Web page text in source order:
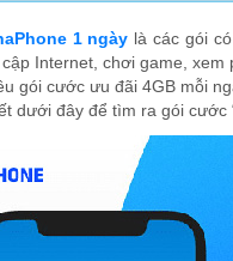
1 ngày là các gói
Internet, chơi game,
gói cước ưu đãi 4GB mỗi
dưới đây để tìm ra gói cước